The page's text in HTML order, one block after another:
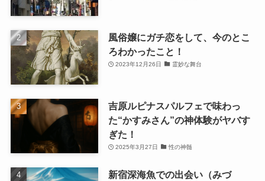
風俗嬢にガチ恋をして、今のとこ
ろわかったこと！
2023年12月26日 霊妙な舞台
吉原ルピナスパルフェで味わっ
た“かすみさん”の神体験がヤバす
ぎた！
2025年3月27日 性の神髄
新宿深海魚での出会い（みづ